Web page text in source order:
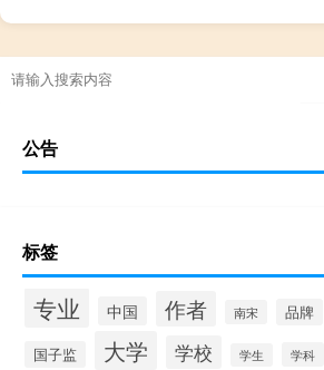
公告
标签
专业 中国 作者 南宋 品牌
国子监 大学 学校 学生 学科